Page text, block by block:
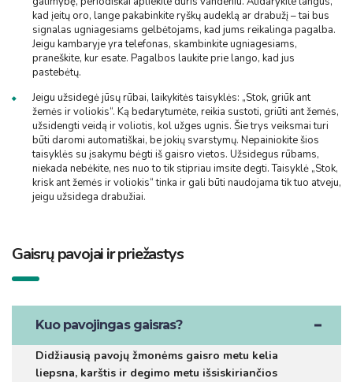
kad įeitų oro, lange pakabinkite ryškų au­deklą ar drabužį – tai bus
signalas ugniagesiams gelbėtojams, kad jums reikalinga pagalba.
Jeigu kambaryje yra telefonas, skambinkite ugniagesiams,
praneškite, kur esate. Pagalbos laukite prie lango, kad jus
pastebėtų.
Jeigu užsidegė jūsų rūbai, laikykitės taisyklės: „Stok, griūk ant
žemės ir voliokis“. Ką bedarytumėte, reikia sustoti, griūti ant žemės,
užsidengti veidą ir voliotis, kol užges ugnis. Šie trys veiksmai turi
būti daromi automatiškai, be jokių svarstymų. Nepainiokite šios
taisyklės su įsakymu bėgti iš gaisro vietos. Užsidegus rūbams,
niekada nebėkite, nes nuo to tik stipriau imsite degti. Taisyklė „Stok,
krisk ant žemės ir voliokis“ tinka ir gali būti naudojama tik tuo atveju,
jeigu užsidega drabužiai.
Gaisrų pavojai ir priežastys
Kuo pavojingas gaisras?
Didžiausią pavojų žmonėms gaisro metu kelia
liepsna, karštis ir degimo metu išsiskiriančios